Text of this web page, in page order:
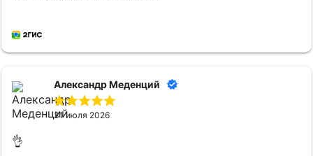
Александр Меденций
31 июля 2026
👌